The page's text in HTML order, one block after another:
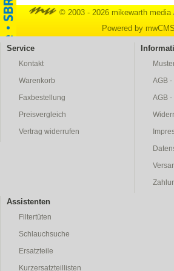
© 2003 - 2026 mikewarth media
Powered by
Service
Kontakt
Warenkorb
Faxbestellung
Preisvergleich
Vertrag widerrufen
AGB
AGB
Assistenten
Filtertüten
Schlauchsuche
Ersatzteile
Kurzersatzteillisten